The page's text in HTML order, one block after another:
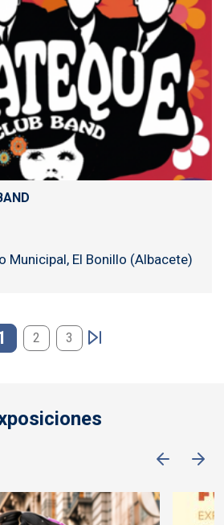
Municipal, El Bonillo (Albacete)
2 3